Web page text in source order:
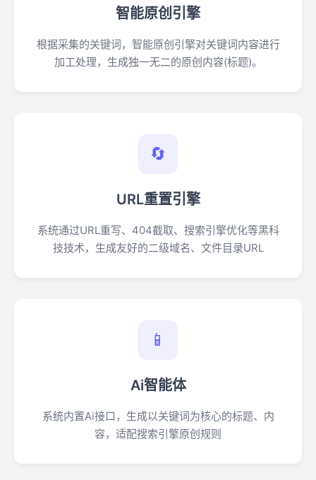
智能原创引擎
根据采集的关键词，智能原创引擎对关键词内容进行
加工处理，生成独一无二的原创内容(标题)。
🔄
URL重置引擎
系统通过URL重写、404截取、搜索引擎优化等黑科
技技术，生成友好的二级域名、文件目录URL
📱
Ai智能体
系统内置Ai接口，生成以关键词为核心的标题、内
容，适配搜索引擎原创规则